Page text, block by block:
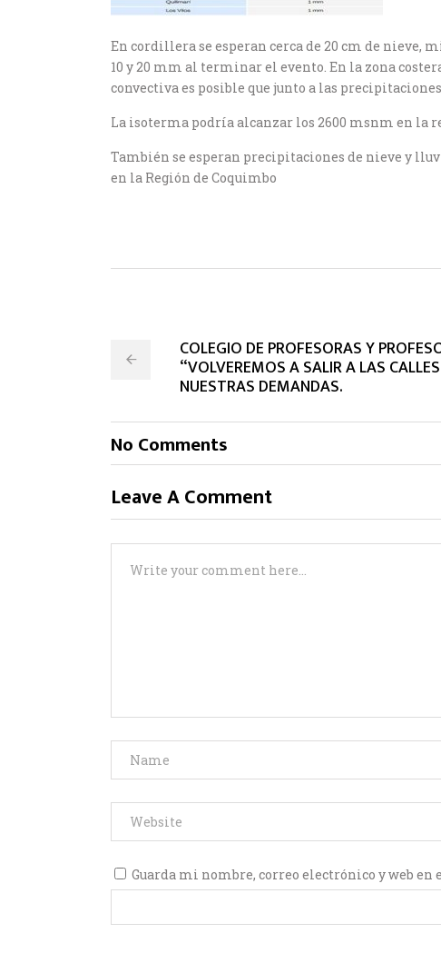
En cordillera se esperan cerca de 20 cm de
10 y 20 mm al terminar el evento. En la zona
convectiva es posible que junto a las
La isoterma podría alcanzar los 2600 msnm en la
También se esperan precipitaciones de nieve y
en la Región de Coquimbo
COLEGIO DE PROFESORAS Y
“VOLVEREMOS A SALIR A LAS
NUESTRAS DEMANDAS.
No Comments
Leave A Comment
Guarda mi nombre, correo electrónico y web